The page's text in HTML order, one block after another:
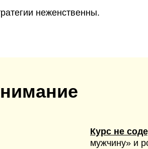
неженственны.
Курс не
мужчину» и